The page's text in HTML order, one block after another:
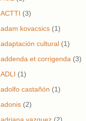
ACTTI (3)
adam kovacsics (1)
adaptación cultural (1)
addenda et corrigenda (3)
ADLI (1)
adolfo castañón (1)
adonis (2)
adriana vazquez (2)